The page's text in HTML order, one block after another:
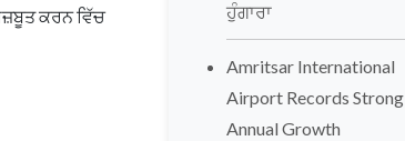
ਕਰਨ ਵਿੱਚ
ਹੁੰਗਾਰਾ
Amritsar International
Airport Records Strong
Annual Growth